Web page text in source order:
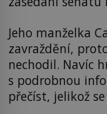
Jeho manželka
zavraždění,
nechodil. Navíc
s podrobnou
přečíst, jelikož